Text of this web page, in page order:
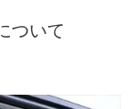
ついて